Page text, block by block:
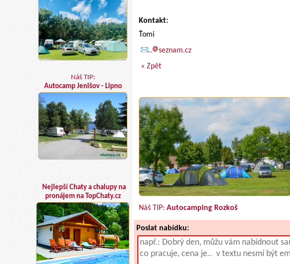
Náš TIP:
Autocamp Jenišov - Lipno
Nejlepší Chaty a chalupy na
pronájem na TopChaty.cz
Kontakt:
Ťomi
..
seznam.cz
« Zpět
Náš TIP: Autocamping Rozkoš
Poslat nabídku: